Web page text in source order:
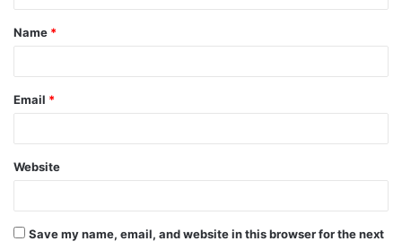
t
*
Name *
Email *
Website
Save my name, email, and website in this browser for the next